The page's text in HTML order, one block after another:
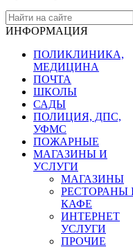
ИНФОРМАЦИЯ
ПОЛИКЛИНИКА,
МЕДИЦИНА
ПОЧТА
ШКОЛЫ
САДЫ
ПОЛИЦИЯ, ДПС,
УФМС
ПОЖАРНЫЕ
МАГАЗИНЫ И
УСЛУГИ
МАГАЗИНЫ
РЕСТОРАНЫ
КАФЕ
ИНТЕРНЕТ
УСЛУГИ
ПРОЧИЕ